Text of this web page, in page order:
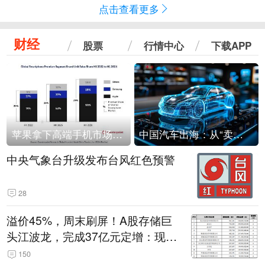
点击查看更多
财经 股票 行情中心 下载APP
苹果拿下高端手机市场65%的份额：iPhone 17系列功不可没 中国汽车出海：从“卖出去”到“走进去”
中央气象台升级发布台风红色预警
28
溢价45%，周末刷屏！A股存储巨
头江波龙，完成37亿元定增：现价
386.6元，定增价560元
150